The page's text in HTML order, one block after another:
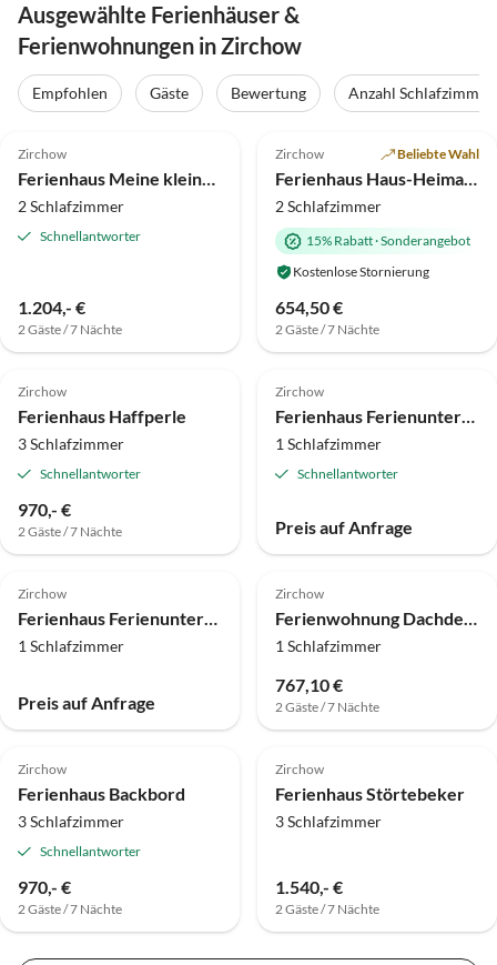
Ausgewählte Ferienhäuser &
Ferienwohnungen in Zirchow
Empfohlen Gäste Bewertung Anzahl Schlafzimmer
Top-Inserat
Zirchow
Ferienhaus Meine kleine Sansibar 2
2 Schlafzimmer
Schnellantworter
1.204,- €
2 Gäste / 7 Nächte
Top-Inserat
Zirchow Beliebte Wahl
Ferienhaus Haus-Heimathafen
2 Schlafzimmer
15% Rabatt·Sonderangebot
Kostenlose Stornierung
654,50 €
2 Gäste / 7 Nächte
Zirchow
Ferienhaus Haffperle
3 Schlafzimmer
Schnellantworter
970,- €
2 Gäste / 7 Nächte
Zirchow
Ferienhaus Ferienunterkünfte Feldmann
1 Schlafzimmer
Schnellantworter
Preis auf Anfrage
Zirchow
Ferienhaus Ferienunterkünfte Feldmann
1 Schlafzimmer
Preis auf Anfrage
Zirchow
Ferienwohnung Dachdeckersruh
1 Schlafzimmer
767,10 €
2 Gäste / 7 Nächte
Zirchow
Ferienhaus Backbord
3 Schlafzimmer
Schnellantworter
970,- €
2 Gäste / 7 Nächte
Zirchow
Ferienhaus Störtebeker
3 Schlafzimmer
1.540,- €
2 Gäste / 7 Nächte